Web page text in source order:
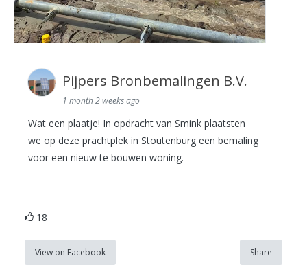
Pijpers Bronbemalingen B.V.
1 month 2 weeks ago
Wat een plaatje! In opdracht van Smink plaatsten
we op deze prachtplek in Stoutenburg een bemaling
voor een nieuw te bouwen woning.
18
View on Facebook Share